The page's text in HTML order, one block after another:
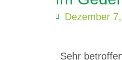
Dezember
Sehr